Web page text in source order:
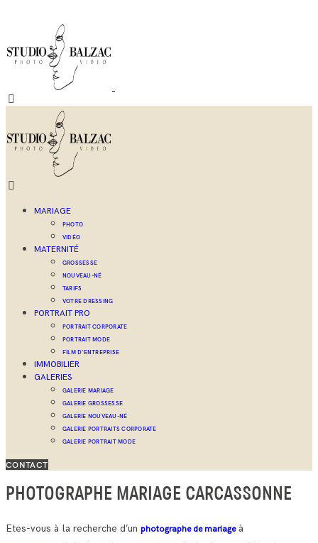
MARIAGE
PHOTO
VIDÉO
MATERNITÉ
GROSSESSE
NOUVEAU-NÉ
TARIFS
VOTRE DRESSING
PORTRAIT PRO
PORTRAIT CORPORATE
PORTRAIT MODE
FILM D’ENTREPRISE
IMMOBILIER
GALERIES
GALERIE MARIAGE
GALERIE GROSSESSE
GALERIE NOUVEAU-NÉ
GALERIE PORTRAITS CORPORATE
GALERIE PORTRAIT MODE
CONTACT
PHOTOGRAPHE MARIAGE CARCASSONNE
Etes-vous à la recherche d’un photographe de mariageà